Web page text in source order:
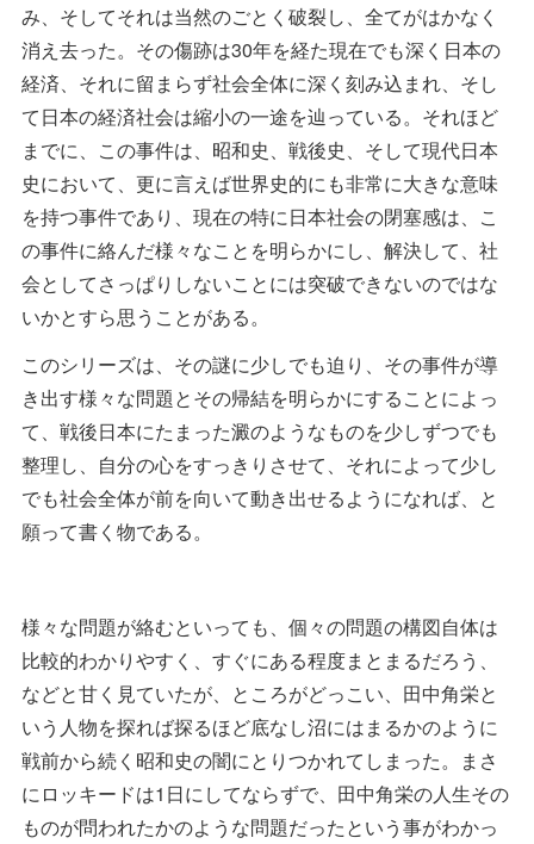
み、そしてそれは当然のごとく破裂し、全てがはかなく
消え去った。その傷跡は30年を経た現在でも深く日本の
経済、それに留まらず社会全体に深く刻み込まれ、そし
て日本の経済社会は縮小の一途を辿っている。それほど
までに、この事件は、昭和史、戦後史、そして現代日本
史において、更に言えば世界史的にも非常に大きな意味
を持つ事件であり、現在の特に日本社会の閉塞感は、こ
の事件に絡んだ様々なことを明らかにし、解決して、社
会としてさっぱりしないことには突破できないのではな
いかとすら思うことがある。
このシリーズは、その謎に少しでも迫り、その事件が導
き出す様々な問題とその帰結を明らかにすることによっ
て、戦後日本にたまった澱のようなものを少しずつでも
整理し、自分の心をすっきりさせて、それによって少し
でも社会全体が前を向いて動き出せるようになれば、と
願って書く物である。
様々な問題が絡むといっても、個々の問題の構図自体は
比較的わかりやすく、すぐにある程度まとまるだろう、
などと甘く見ていたが、ところがどっこい、田中角栄と
いう人物を探れば探るほど底なし沼にはまるかのように
戦前から続く昭和史の闇にとりつかれてしまった。まさ
にロッキードは1日にしてならずで、田中角栄の人生その
ものが問われたかのような問題だったという事がわかっ